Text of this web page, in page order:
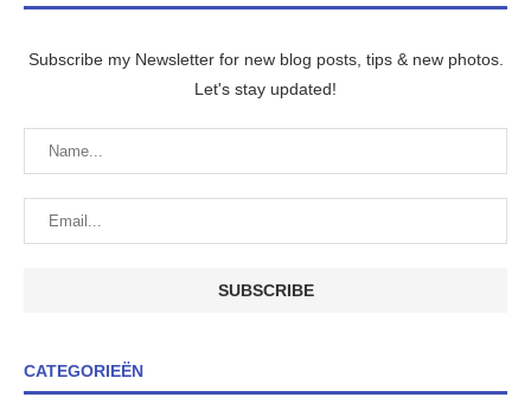
Subscribe my Newsletter for new blog posts, tips & new photos.
Let's stay updated!
CATEGORIEËN